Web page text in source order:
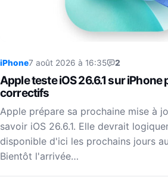
iPhone7 août 2026 à 16:35 2
Apple teste iOS 26.6.1 sur iPhone
correctifs
Apple prépare sa prochaine mise à
savoir iOS 26.6.1. Elle devrait
disponible d'ici les prochains jours
Bientôt l'arrivée…